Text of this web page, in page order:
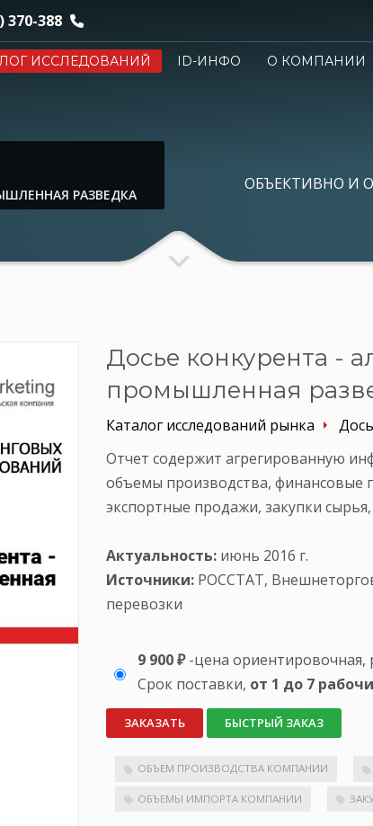
370-388
ИССЛЕДОВАНИЙ ID-ИНФО О КОМПАНИИ
РАЗВЕДКА
ОБЪЕКТИВНО И
Досье конкурента -
промышленная
Каталог исследований рынка
Отчет содержит агрегированную
объемы производства, финансовые
экспортные продажи, закупки
Актуальность: июнь 2016 г.
Источники: РОССТАТ,
перевозки
9 900 ₽ -цена ориентировочная,
Срок поставки, от 1 до 7
ЗАКАЗАТЬ БЫСТРЫЙ ЗАКАЗ
ОБЪЕМ ПРОИЗВОДСТВА КОМПАНИИ
ОБЪЕМЫ ИМПОРТА КОМПАНИИ